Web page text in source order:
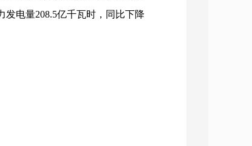
发电量208.5亿千瓦时，同比下降